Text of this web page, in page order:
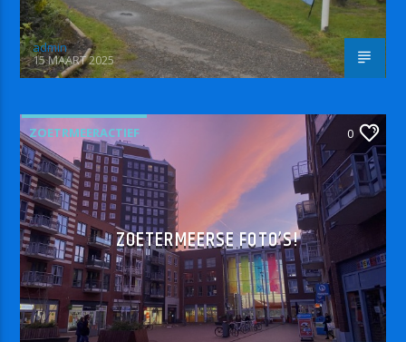
admin
15 MAART 2025
ZOETRMEERACTIEF 0
ZOETERMEERSE FOTO’S!